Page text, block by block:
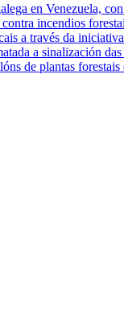
en Venezuela,
incendios
a través da iniciativa
a sinalización
de plantas forestais